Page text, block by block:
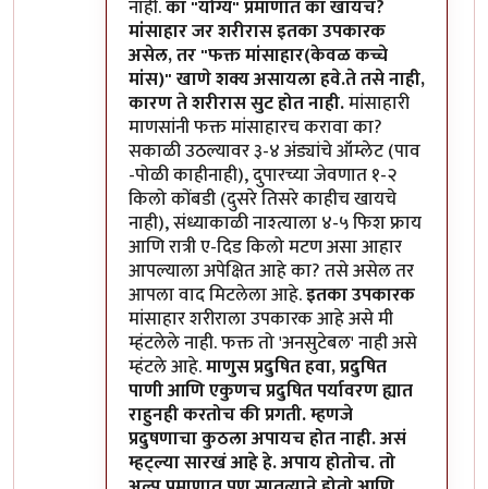
नाही.का "योग्य" प्रमाणात का खायचं?
मांसाहार जर शरीरास इतका उपकारक
असेल, तर "फक्त मांसाहार(केवळ कच्चे
मांस)" खाणे शक्य असायला हवे.ते तसे नाही,
कारण ते शरीरास सुट होत नाही.मांसाहारी
माणसांनी फक्त मांसाहारच करावा का?
सकाळी उठल्यावर ३-४ अंड्यांचे ऑम्लेट (पाव
-पोळी काहीनाही), दुपारच्या जेवणात १-२
किलो कोंबडी (दुसरे तिसरे काहीच खायचे
नाही), संध्याकाळी नाश्त्याला ४-५ फिश फ्राय
आणि रात्री ए-दिड किलो मटण असा आहार
आपल्याला अपेक्षित आहे का? तसे असेल तर
आपला वाद मिटलेला आहे.इतका उपकारक
मांसाहार शरीराला उपकारक आहे असे मी
म्हंटलेले नाही. फक्त तो 'अनसुटेबल' नाही असे
म्हंटले आहे.माणुस प्रदुषित हवा, प्रदुषित
पाणी आणि एकुणच प्रदुषित पर्यावरण ह्यात
राहुनही करतोच की प्रगती. म्हणजे
प्रदुषणाचा कुठला अपायच होत नाही. असं
म्हट्ल्या सारखं आहे हे. अपाय होतोच. तो